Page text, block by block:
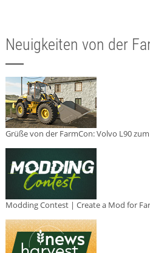
Neuigkeiten von der
Grüße von der FarmCon: Volvo L90
Modding Contest | Create a Mod for